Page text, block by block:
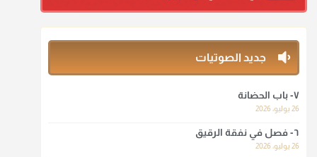
أ.د. صالح الشمراني
ومن المعاصرين أنكره الشيخ بكر أبو زيد وابن عثيمين، وحسبك
بقول الإمام مالك رحمه الله :"ما سمعتُ أنه يدعو عند ختم
منذ 3 شهر
جديد الصوتيات
٧- باب الحضانة
26 يوليو، 2026
٦- فصل في نفقة الرقيق
26 يوليو، 2026